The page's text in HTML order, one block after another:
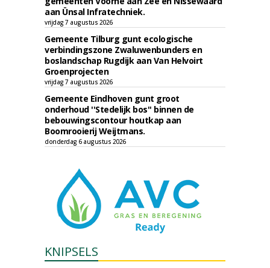
aan Ünsal Infratechniek.
vrijdag 7 augustus 2026
Gemeente Tilburg gunt ecologische
verbindingszone Zwaluwenbunders en
boslandschap Rugdijk aan Van Helvoirt
Groenprojecten
vrijdag 7 augustus 2026
Gemeente Eindhoven gunt groot
onderhoud ''Stedelijk bos'' binnen de
bebouwingscontour houtkap aan
Boomrooierij Weijtmans.
donderdag 6 augustus 2026
KNIPSELS